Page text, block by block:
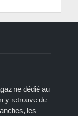
dédié au
y retrouve de
les